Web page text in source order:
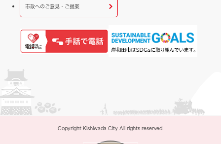
市政へのご意見・ご提案
Copyright Kishiwada City All rights reserved.